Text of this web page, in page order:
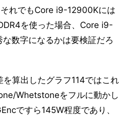
れでもCore i9-12900Kには
を使った場合、Core i9-
数字になるかは要検証だろ
算出したグラフ114ではこれ
Whetstoneをフルに動かし
ですら145W程度であり、